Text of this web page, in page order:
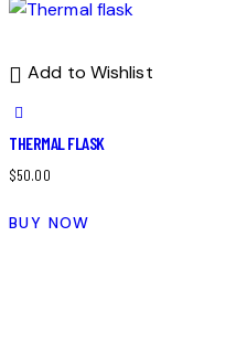
Add to Wishlist
THERMAL FLASK
$50.00
BUY NOW